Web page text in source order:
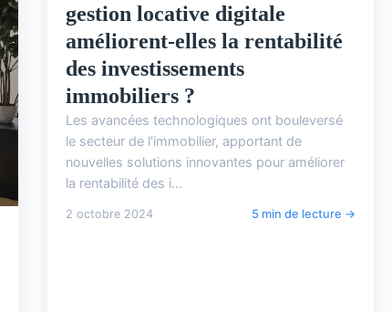
gestion locative digitale
améliorent-elles la rentabilité
des investissements
immobiliers ?
Les avancées technologiques ont bouleversé
le secteur de l'immobilier, apportant de
nouvelles solutions innovantes pour améliorer
la rentabilité des i...
2 octobre 2024 5 min de lecture →